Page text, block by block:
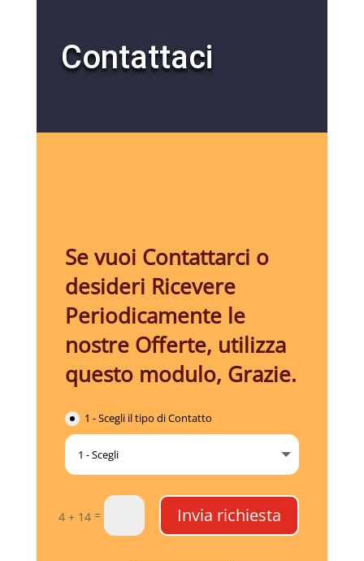
Contattaci
Se vuoi Contattarci o
desideri Ricevere
Periodicamente le
nostre Offerte, utilizza
questo modulo, Grazie.
1 - Scegli il tipo di Contatto
4 + 14 = Invia richiesta